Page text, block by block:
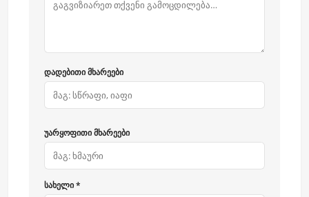
დადებითი მხარეები
უარყოფითი მხარეები
სახელი *